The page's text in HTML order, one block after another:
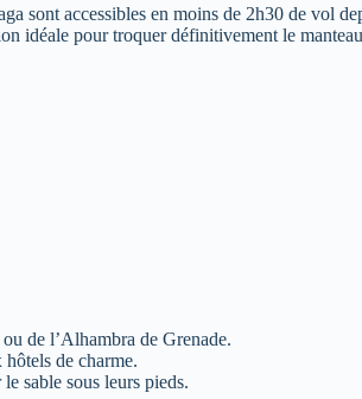
sont accessibles en moins de 2h30 de vol
idéale pour troquer définitivement le
de l’Alhambra de Grenade.
hôtels de charme.
sable sous leurs pieds.